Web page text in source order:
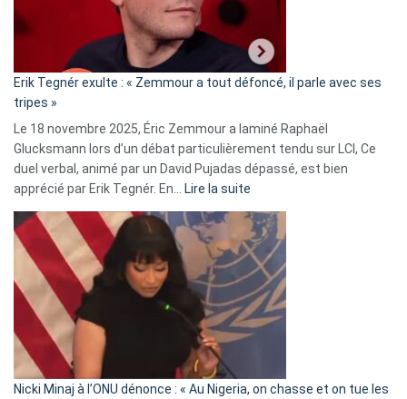
«
C’est
fake
news
»
Erik Tegnér exulte : « Zemmour a tout défoncé, il parle avec ses
tripes »
Le 18 novembre 2025, Éric Zemmour a laminé Raphaël
Glucksmann lors d’un débat particulièrement tendu sur LCI, Ce
duel verbal, animé par un David Pujadas dépassé, est bien
apprécié par Erik Tegnér. En… Lire la suite
Tegnér
exulte
« Zemmour
a
tout
parle
Nicki Minaj à l’ONU dénonce : « Au Nigeria, on chasse et on tue les